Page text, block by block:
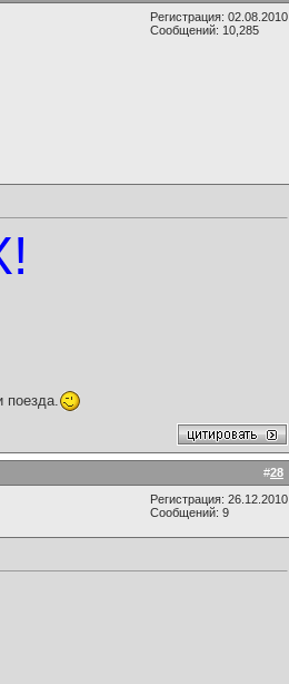
Регистрация: 02.08.2010
Сообщений: 10,285
#28
Регистрация: 26.12.2010
Сообщений: 9